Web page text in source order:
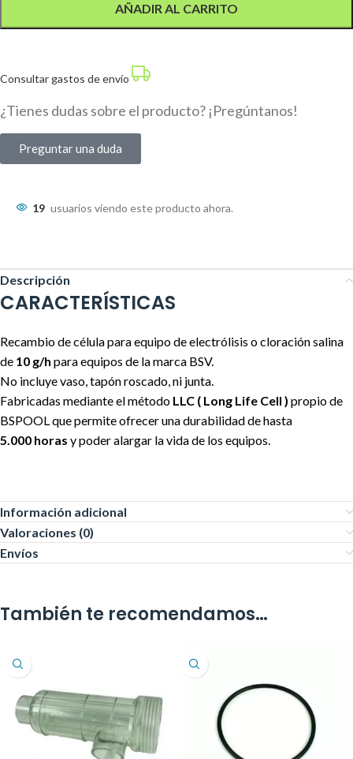
AÑADIR AL CARRITO
Consultar gastos de envío
¿Tienes dudas sobre el producto? ¡Pregúntanos!
Preguntar una duda
19 usuarios viendo este producto ahora.
Descripción
CARACTERÍSTICAS
Recambio de célula para equipo de electrólisis o cloración salina
de 10 g/h para equipos de la marca BSV.
No incluye vaso, tapón roscado, ni junta.
Fabricadas mediante el método LLC ( Long Life Cell ) propio de
BSPOOL que permite ofrecer una durabilidad de hasta
5.000 horas y poder alargar la vida de los equipos.
Información adicional
Valoraciones (0)
Envíos
También te recomendamos…